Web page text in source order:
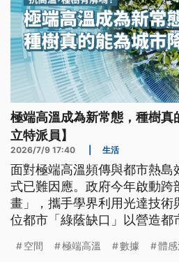
極端高溫成為新常態，種樹真
立特派員】
2026/7/9 17:40 生活
面對極端高溫頻傳與都市熱島
式已難因應。政府今年啟動跨
畫」，攜手學界利用光達技術
位都市「綠蔭缺口」以營造都
防範路樹倒伏風險。透過科學
空間 極端高溫 數據 體